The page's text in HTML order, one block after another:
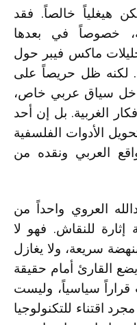
هيغلياً خالصاً. فقد
خصوصاً في بعدها
ماكس فيبر حول
لكنه ظل حريصاً على
سياق عربي خاص،
الغربية. بل إن أحد
الأدوات الفلسفية
العربي ونقده من
العروي واحداً من
إثارة للنقاش. فهو لا
سريعة، ولا يغازل
القارئ أمام حقيقة
قراراً سياسياً، وليست
اقتناء للتكنولوجيا